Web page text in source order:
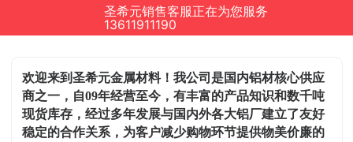
圣希元销售客服正在为您服务
13611911190
欢迎来到圣希元金属材料！我公司是国内铝材核心供应
商之一，自09年经营至今，有丰富的产品知识和数千吨
现货库存，经过多年发展与国内外各大铝厂建立了友好
稳定的合作关系，为客户减少购物环节提供物美价廉的